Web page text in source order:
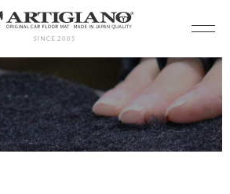
SINCE 2005